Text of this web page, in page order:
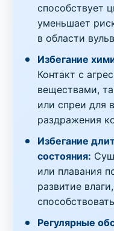
способствует
уменьшает
в области
Избегание
Контакт с
веществами,
или спреи для
раздражения
Избегание
состояния:
или плавания
развитие
Регулярные